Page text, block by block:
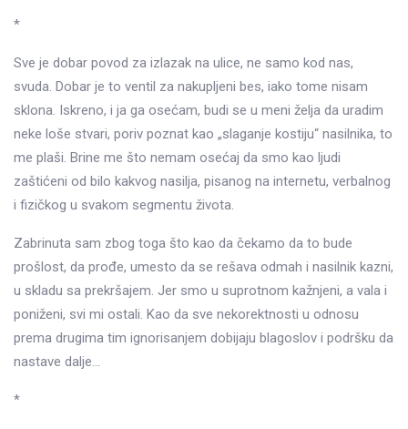
*
Sve je dobar povod za izlazak na ulice, ne samo kod nas,
svuda. Dobar je to ventil za nakupljeni bes, iako tome nisam
sklona. Iskreno, i ja ga osećam, budi se u meni želja da uradim
neke loše stvari, poriv poznat kao „slaganje kostiju“ nasilnika, to
me plaši. Brine me što nemam osećaj da smo kao ljudi
zaštićeni od bilo kakvog nasilja, pisanog na internetu, verbalnog
i fizičkog u svakom segmentu života.
Zabrinuta sam zbog toga što kao da čekamo da to bude
prošlost, da prođe, umesto da se rešava odmah i nasilnik kazni,
u skladu sa prekršajem. Jer smo u suprotnom kažnjeni, a vala i
poniženi, svi mi ostali. Kao da sve nekorektnosti u odnosu
prema drugima tim ignorisanjem dobijaju blagoslov i podršku da
nastave dalje…
*